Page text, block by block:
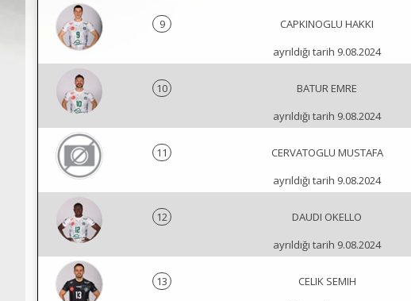
9
CAPKINOGLU HAKKI
ayrıldığı tarih 9.08.2024
10
BATUR EMRE
ayrıldığı tarih 9.08.2024
11
CERVATOGLU MUSTAFA
ayrıldığı tarih 9.08.2024
12
DAUDI OKELLO
ayrıldığı tarih 9.08.2024
13
CELIK SEMIH